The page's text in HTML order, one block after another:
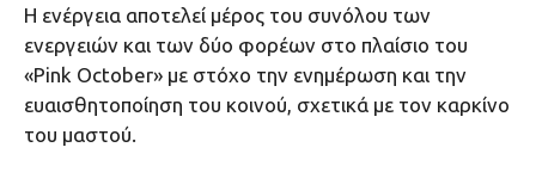
Η ενέργεια αποτελεί μέρος του συνόλου των
ενεργειών και των δύο φορέων στο πλαίσιο του
«Pink October» με στόχο την ενημέρωση και την
ευαισθητοποίηση του κοινού, σχετικά με τον καρκίνο
του μαστού.